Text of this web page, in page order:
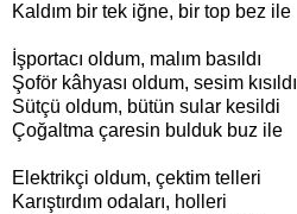
Kaldım bir tek iğne, bir top bez ile
İşportacı oldum, malım basıldı
Şoför kâhyası oldum, sesim kısıldı
Sütçü oldum, bütün sular kesildi
Çoğaltma çaresin bulduk buz ile
Elektrikçi oldum, çektim telleri
Karıştırdım odaları, holleri